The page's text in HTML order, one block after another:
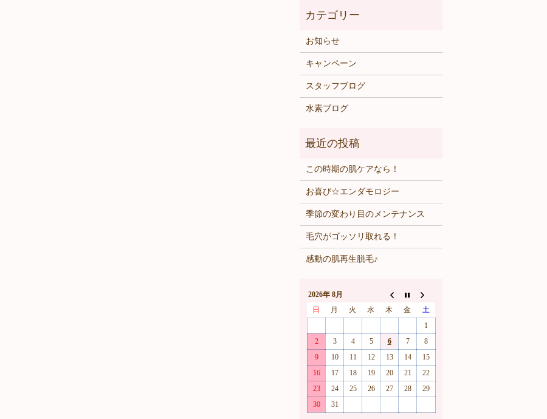
お知らせ
キャンペーン
スタッフブログ
水素ブログ
この時期の肌ケアなら！
お喜び☆エンダモロジー
季節の変わり目のメンテナンス
毛穴がゴッソリ取れる！
感動の肌再生脱毛♪
2026年 8月
日
月 火 水 木 金
土
1
2
3 4 5 6 7
8
9
10 11 12 13 14
15
16
17 18 19 20 21
22
23
24 25 26 27 28
29
30
31